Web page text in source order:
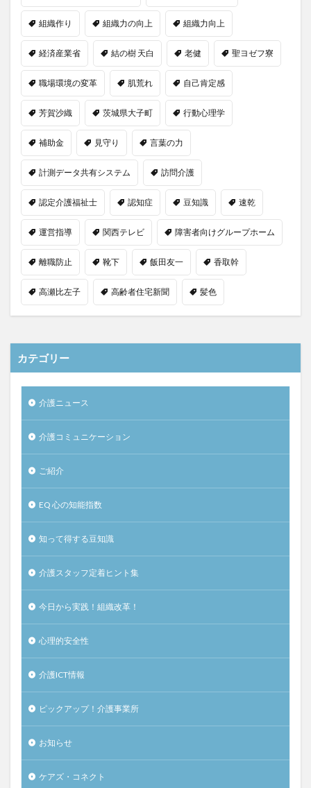
組織作り 組織力の向上 組織力向上
経済産業省 結の樹 天白 老健 聖ヨゼフ寮
職場環境の変革 肌荒れ 自己肯定感
芳賀沙織 茨城県大子町 行動心理学
補助金 見守り 言葉の力
計測データ共有システム 訪問介護
認定介護福祉士 認知症 豆知識 速乾
運営指導 関西テレビ 障害者向けグループホーム
離職防止 靴下 飯田友一 香取幹
高瀬比左子 高齢者住宅新聞 髪色
カテゴリー
介護ニュース
介護コミュニケーション
ご紹介
EQ 心の知能指数
知って得する豆知識
介護スタッフ定着ヒント集
今日から実践！組織改革！
心理的安全性
介護ICT情報
ピックアップ！介護事業所
お知らせ
ケアズ・コネクト